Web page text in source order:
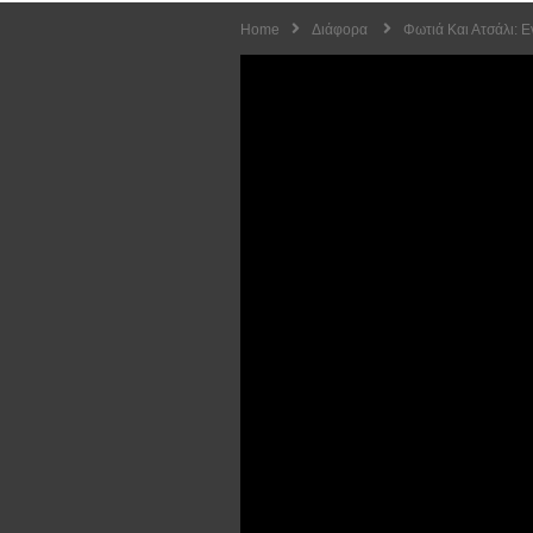
Home Διάφορα Φωτιά Και Ατσάλι: